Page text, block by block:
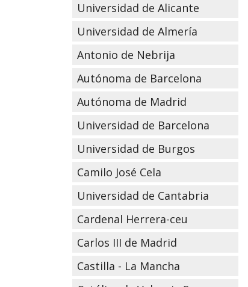
Universidad de Alicante
Universidad de Almería
Antonio de Nebrija
Autónoma de Barcelona
Autónoma de Madrid
Universidad de Barcelona
Universidad de Burgos
Camilo José Cela
Universidad de Cantabria
Cardenal Herrera-ceu
Carlos III de Madrid
Castilla - La Mancha